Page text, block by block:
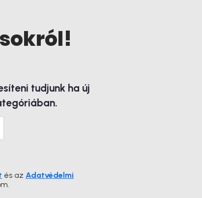
tudjunk ha új
és az Adatvédelmi